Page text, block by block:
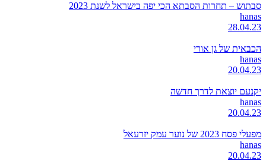
סבתוש – תחרות הסבתא הכי יפה בישראל לשנת 2023
hanas
28.04.23
הכבאית של גן אורי
hanas
20.04.23
יקנעם יוצאת לדרך חדשה
hanas
20.04.23
מפעלי פסח 2023 של נוער עמק יזרעאל
hanas
20.04.23